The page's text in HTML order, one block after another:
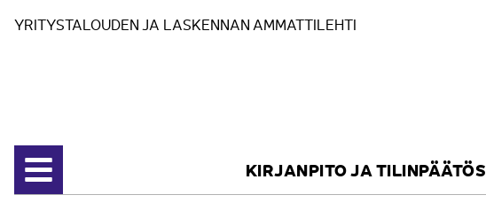
YRITYSTALOUDEN JA LASKENNAN AMMATTILEHTI
Avaa valikko
KIRJANPITO JA TILINPÄÄTÖS